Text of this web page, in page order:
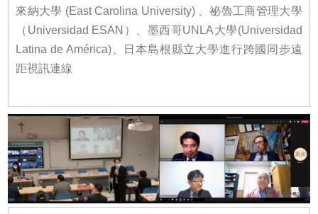
來納大學 (East Carolina University) 、祕魯工商管理大學
（Universidad ESAN）、墨西哥UNLA大學(Universidad
Latina de América)、日本島根縣立大學進行跨國同步遠
距視訊連線